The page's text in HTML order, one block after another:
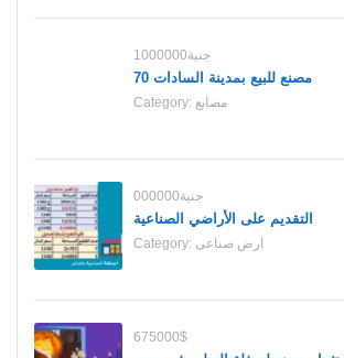
1000000جنية
70 مصنع للبيع بمدينة السادات
Category: مصانع
000000جنية
التقديم على الأراضي الصناعية
Category: ارض صناعى
675000$